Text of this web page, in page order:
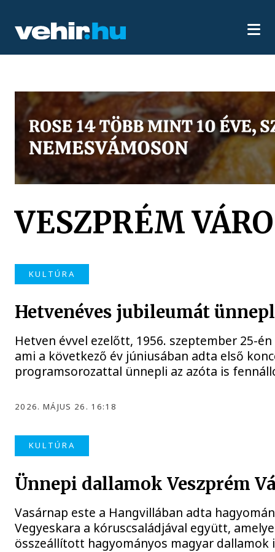
VESZPRÉM
KULTÚRA
Hetvenéves jubileumát
Hetven évvel ezelőtt, 1956. szeptember 25-
ami a következő év júniusában adta első
programsorozattal ünnepli az azóta is
2026. MÁJUS 26. 16:18
KULTÚRA
Ünnepi dallamok Veszprém
Vasárnap este a Hangvillában adta
Vegyeskara a kóruscsaládjával együtt,
összeállított hagyományos magyar dallamok